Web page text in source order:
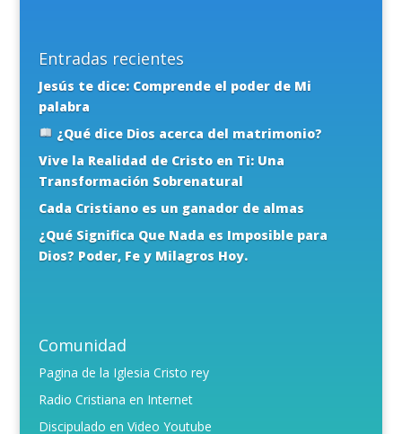
Entradas recientes
Jesús te dice: Comprende el poder de Mi
palabra
¿Qué dice Dios acerca del matrimonio?
Vive la Realidad de Cristo en Ti: Una
Transformación Sobrenatural
Cada Cristiano es un ganador de almas
¿Qué Significa Que Nada es Imposible para
Dios? Poder, Fe y Milagros Hoy.
Comunidad
Pagina de la Iglesia Cristo rey
Radio Cristiana en Internet
Discipulado en Video Youtube